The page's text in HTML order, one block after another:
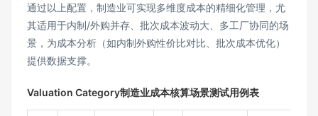
通过以上配置，制造业可实现多维度成本的精细化管理，尤
其适用于内制/外购并存、批次成本波动大、多工厂协同的场
景，为成本分析（如内制外购性价比对比、批次成本优化）
提供数据支撑。
Valuation Category制造业成本核算场景测试用例表